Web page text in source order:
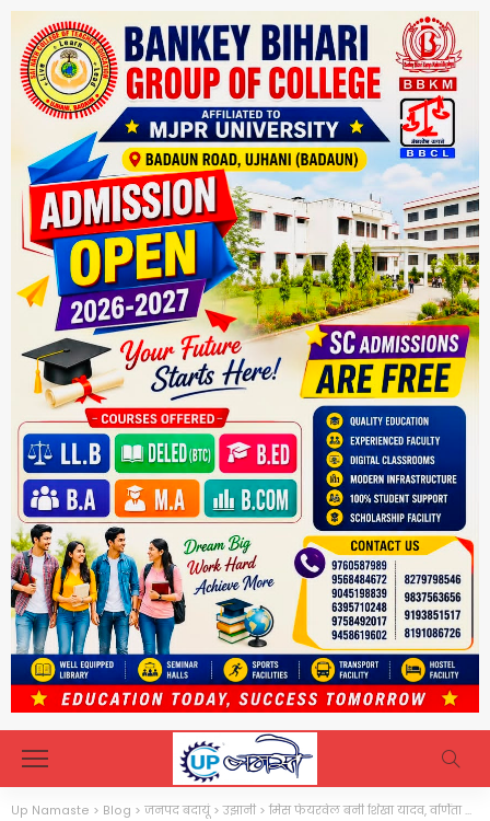
Up Namaste > Blog > जनपद बदायूं>उझानी >मिस फेयरवेल बनी शिखा यादव, वर्णिता चैहान मिस चटर-पटर के खिताब से नवाजीं गई